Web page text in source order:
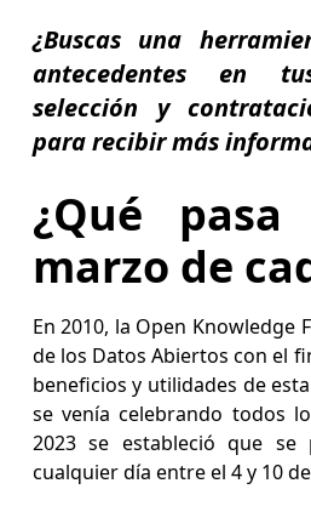
¿Buscas una
antecedentes en
selección y
para recibir más
¿Qué
marzo de
En 2010, la Open Knowledge
de los Datos Abiertos con el
beneficios y utilidades de
se venía celebrando todos
2023 se estableció que se
cualquier día entre el 4 y 10